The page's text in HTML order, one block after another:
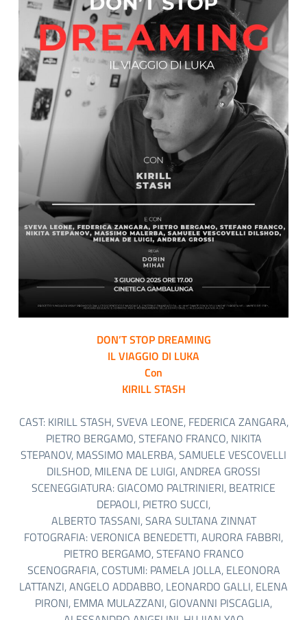
DON’T STOP DREAMING
IL VIAGGIO DI LUKA
Con
KIRILL STASH
CAST: KIRILL STASH, SVEVA LEONE, FEDERICA ZANGARA,
PIETRO BERGAMO, STEFANO FRANCO, NIKITA
STEPANOV, MASSIMO MALERBA, SAMUELE VESCOVELLI
DILSHOD, MILENA DE LUIGI, ANDREA GROSSI
SCENEGGIATURA: GIACOMO PALTRINIERI, BEATRICE
DEPAOLI, PIETRO SUCCI,
ALBERTO TASSANI, SARA SULTANA ZINNAT
FOTOGRAFIA:VERONICA BENEDETTI, AURORA FABBRI,
PIETRO BERGAMO, STEFANO FRANCO
SCENOGRAFIA, COSTUMI:PAMELA JOLLA, ELEONORA
LATTANZI, ANGELO ADDABBO, LEONARDO GALLI, ELENA
PIRONI, EMMA MULAZZANI, GIOVANNI PISCAGLIA,